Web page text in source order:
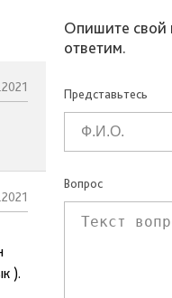
).
Опишите свой
ответим.
Представьтесь
Вопрос